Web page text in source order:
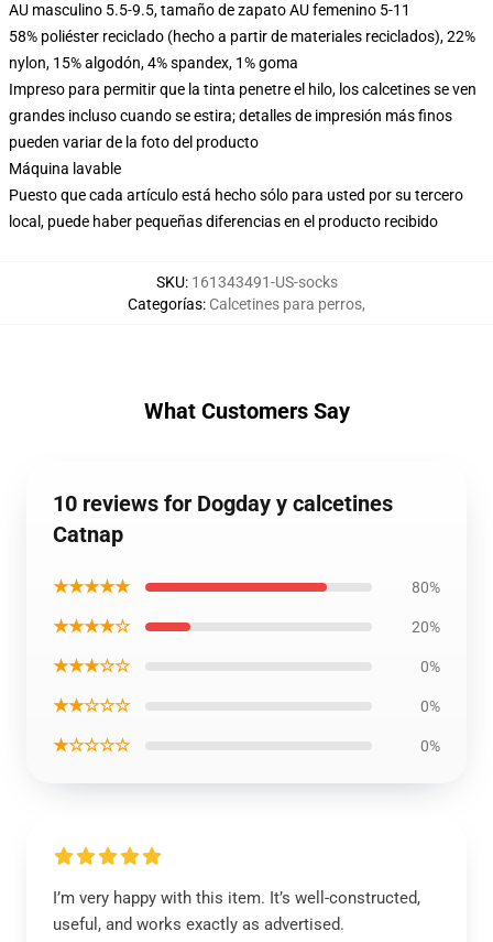
AU masculino 5.5-9.5, tamaño de zapato AU femenino 5-11
58% poliéster reciclado (hecho a partir de materiales reciclados), 22%
nylon, 15% algodón, 4% spandex, 1% goma
Impreso para permitir que la tinta penetre el hilo, los calcetines se ven
grandes incluso cuando se estira; detalles de impresión más finos
pueden variar de la foto del producto
Máquina lavable
Puesto que cada artículo está hecho sólo para usted por su tercero
local, puede haber pequeñas diferencias en el producto recibido
SKU: 161343491-US-socks
Categorías: Calcetines para perros,
What Customers Say
10 reviews for Dogday y calcetines
Catnap
★★★★★ 80%
★★★★☆ 20%
★★★☆☆ 0%
★★☆☆☆ 0%
★☆☆☆☆ 0%
I’m very happy with this item. It’s well-constructed,
useful, and works exactly as advertised.